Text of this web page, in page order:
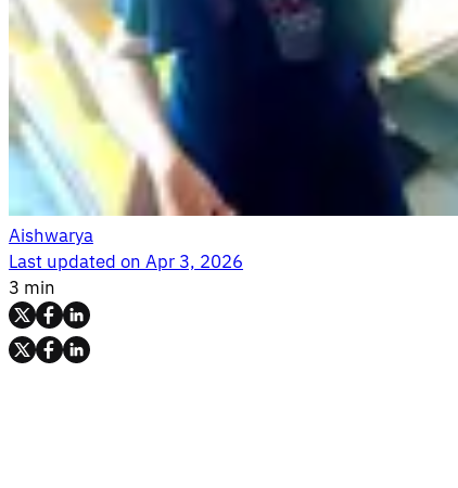
Aishwarya
Last updated onApr 3, 2026
3 min